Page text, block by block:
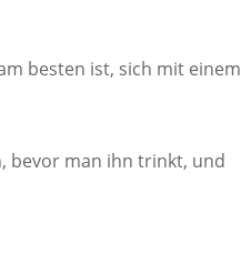
besten ist, sich mit einem
bevor man ihn trinkt, und